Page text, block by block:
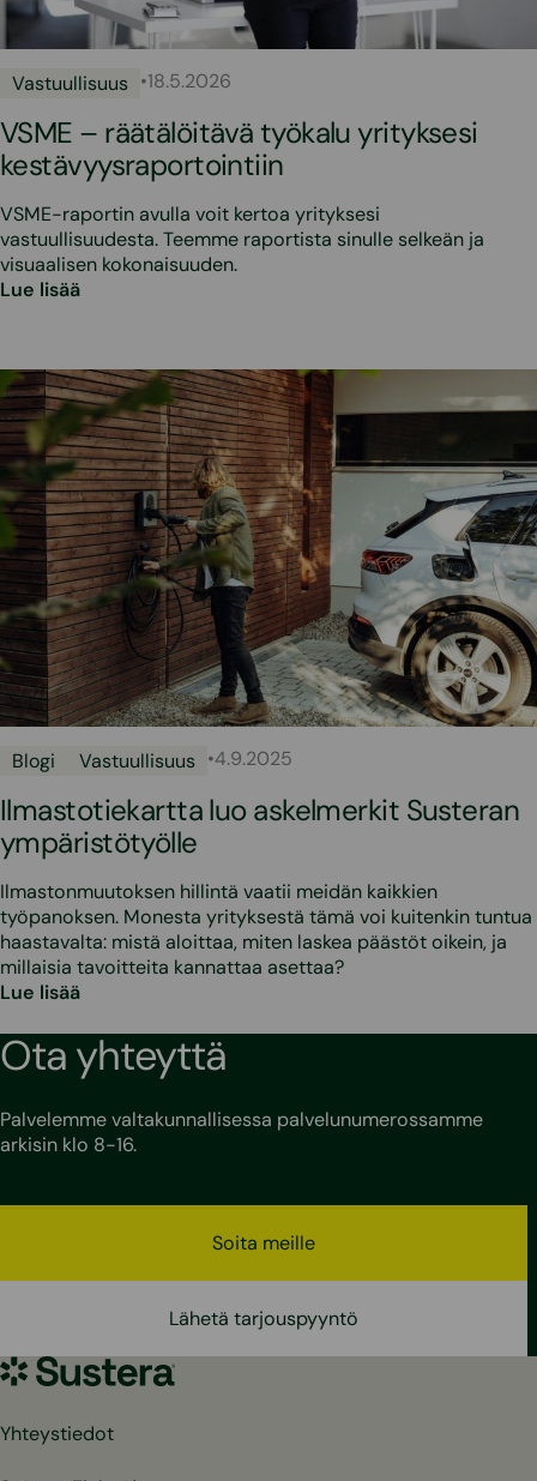
Vastuullisuus •18.5.2026
VSME – räätälöitävä työkalu yrityksesi
kestävyysraportointiin
VSME-raportin avulla voit kertoa yrityksesi
vastuullisuudesta. Teemme raportista sinulle selkeän ja
visuaalisen kokonaisuuden.
Lue lisää
Blogi Vastuullisuus •4.9.2025
Ilmastotiekartta luo askelmerkit Susteran
ympäristötyölle
Ilmastonmuutoksen hillintä vaatii meidän kaikkien
työpanoksen. Monesta yrityksestä tämä voi kuitenkin tuntua
haastavalta: mistä aloittaa, miten laskea päästöt oikein, ja
millaisia tavoitteita kannattaa asettaa?
Lue lisää
Ota yhteyttä
Palvelemme valtakunnallisessa palvelunumerossamme
arkisin klo 8-16.
Soita meille
Lähetä tarjouspyyntö
Sustera
Yhteystiedot